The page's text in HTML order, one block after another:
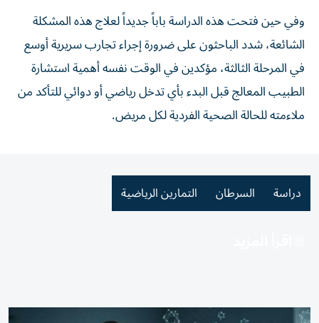
وفي حين فتحت هذه الدراسة باباً جديداً لعلاج هذه المشكلة
الشائعة، شدد الباحثون على ضرورة إجراء تجارب سريرية أوسع
في المرحلة الثالثة، مؤكدين في الوقت نفسه أهمية استشارة
الطبيب المعالج قبل البدء بأي تدخل رياضي أو دوائي للتأكد من
ملاءمته للحالة الصحية الفردية لكل مريض.
دراسة السرطان التمارين الرياضية